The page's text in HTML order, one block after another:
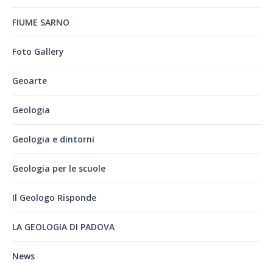
FIUME SARNO
Foto Gallery
Geoarte
Geologia
Geologia e dintorni
Geologia per le scuole
Il Geologo Risponde
LA GEOLOGIA DI PADOVA
News